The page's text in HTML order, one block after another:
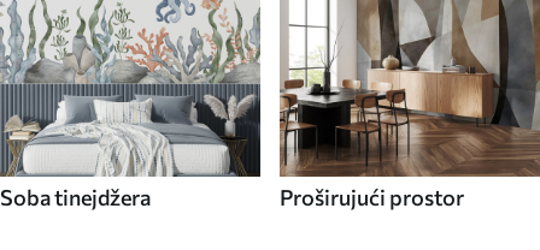
Soba tinejdžera Proširujući prostor